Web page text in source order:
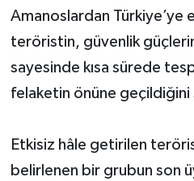
Amanoslardan Türkiye’ye
teröristin, güvenlik
sayesinde kısa sürede
felaketin önüne geçildiğini
Etkisiz hâle getirilen
belirlenen bir grubun son